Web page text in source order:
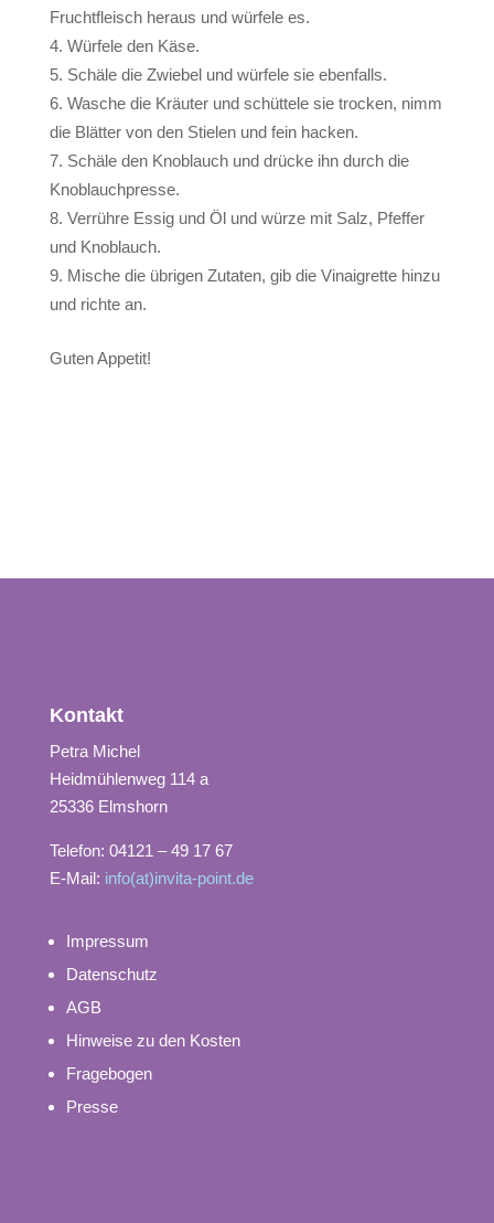
Fruchtfleisch heraus und würfele es.
Würfele den Käse.
Schäle die Zwiebel und würfele sie ebenfalls.
Wasche die Kräuter und schüttele sie trocken, nimm
die Blätter von den Stielen und fein hacken.
Schäle den Knoblauch und drücke ihn durch die
Knoblauchpresse.
Verrühre Essig und Öl und würze mit Salz, Pfeffer
und Knoblauch.
Mische die übrigen Zutaten, gib die Vinaigrette hinzu
und richte an.
Guten Appetit!
Kontakt
Petra Michel
Heidmühlenweg 114 a
25336 Elmshorn
Telefon: 04121 – 49 17 67
E-Mail: info(at)invita-point.de
Impressum
Datenschutz
AGB
Hinweise zu den Kosten
Fragebogen
Presse